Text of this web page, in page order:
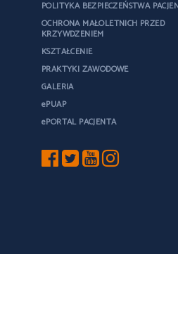
POLITYKA BEZPIECZEŃSTWA
OCHRONA MAŁOLETNICH PRZED
KRZYWDZENIEM
KSZTAŁCENIE
PRAKTYKI ZAWODOWE
GALERIA
ePUAP
ePORTAL PACJENTA